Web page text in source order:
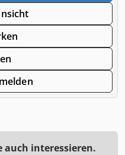
auch interessieren.